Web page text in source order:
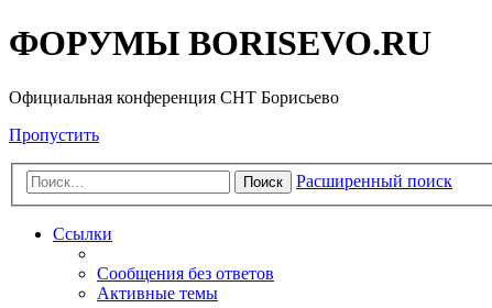
ФОРУМЫ BORISEVO.RU
Официальная конференция СНТ Борисьево
Пропустить
Поиск Расширенный поиск
Ссылки
Сообщения без ответов
Активные темы